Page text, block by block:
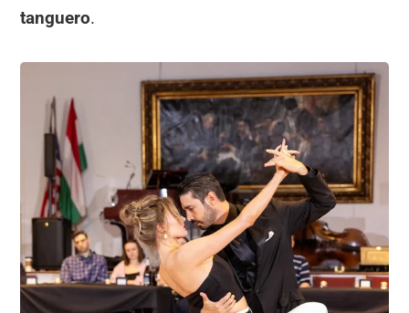
tanguero.